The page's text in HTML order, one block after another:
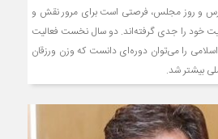
و روز مجلس، فرصتی است برای مرور نقش و
خود را جدی گرفته‌اند. دو سال نخست فعالیت
را می‌توان دوره‌ای دانست که وزن ورزقان
بیشتر شد.